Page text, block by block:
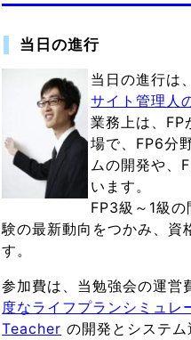
当日の進行
当日の進行は
サイト管理人
業務上は、FP
場で、FP6分
ムの開発や、
います。
FP3級～1級
験の最新動向をつかみ、資
す。
参加費は、当勉強会の運
度なライフプランシミュ
Teacher の開発とシステ